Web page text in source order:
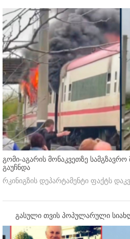
გომი-აგარის მონაკვეთზე
გაუჩნდა
რკინიგზის დეპარტამენტი ფაქტს
გასული თვის პოპულარული